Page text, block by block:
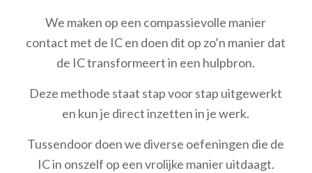
We maken op een compassievolle manier
contact met de IC en doen dit op zo’n manier dat
de IC transformeert in een hulpbron.
Deze methode staat stap voor stap uitgewerkt
en kun je direct inzetten in je werk.
Tussendoor doen we diverse oefeningen die de
IC in onszelf op een vrolijke manier uitdaagt.